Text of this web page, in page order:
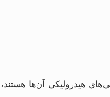
هیدرولیکی آن‌ها